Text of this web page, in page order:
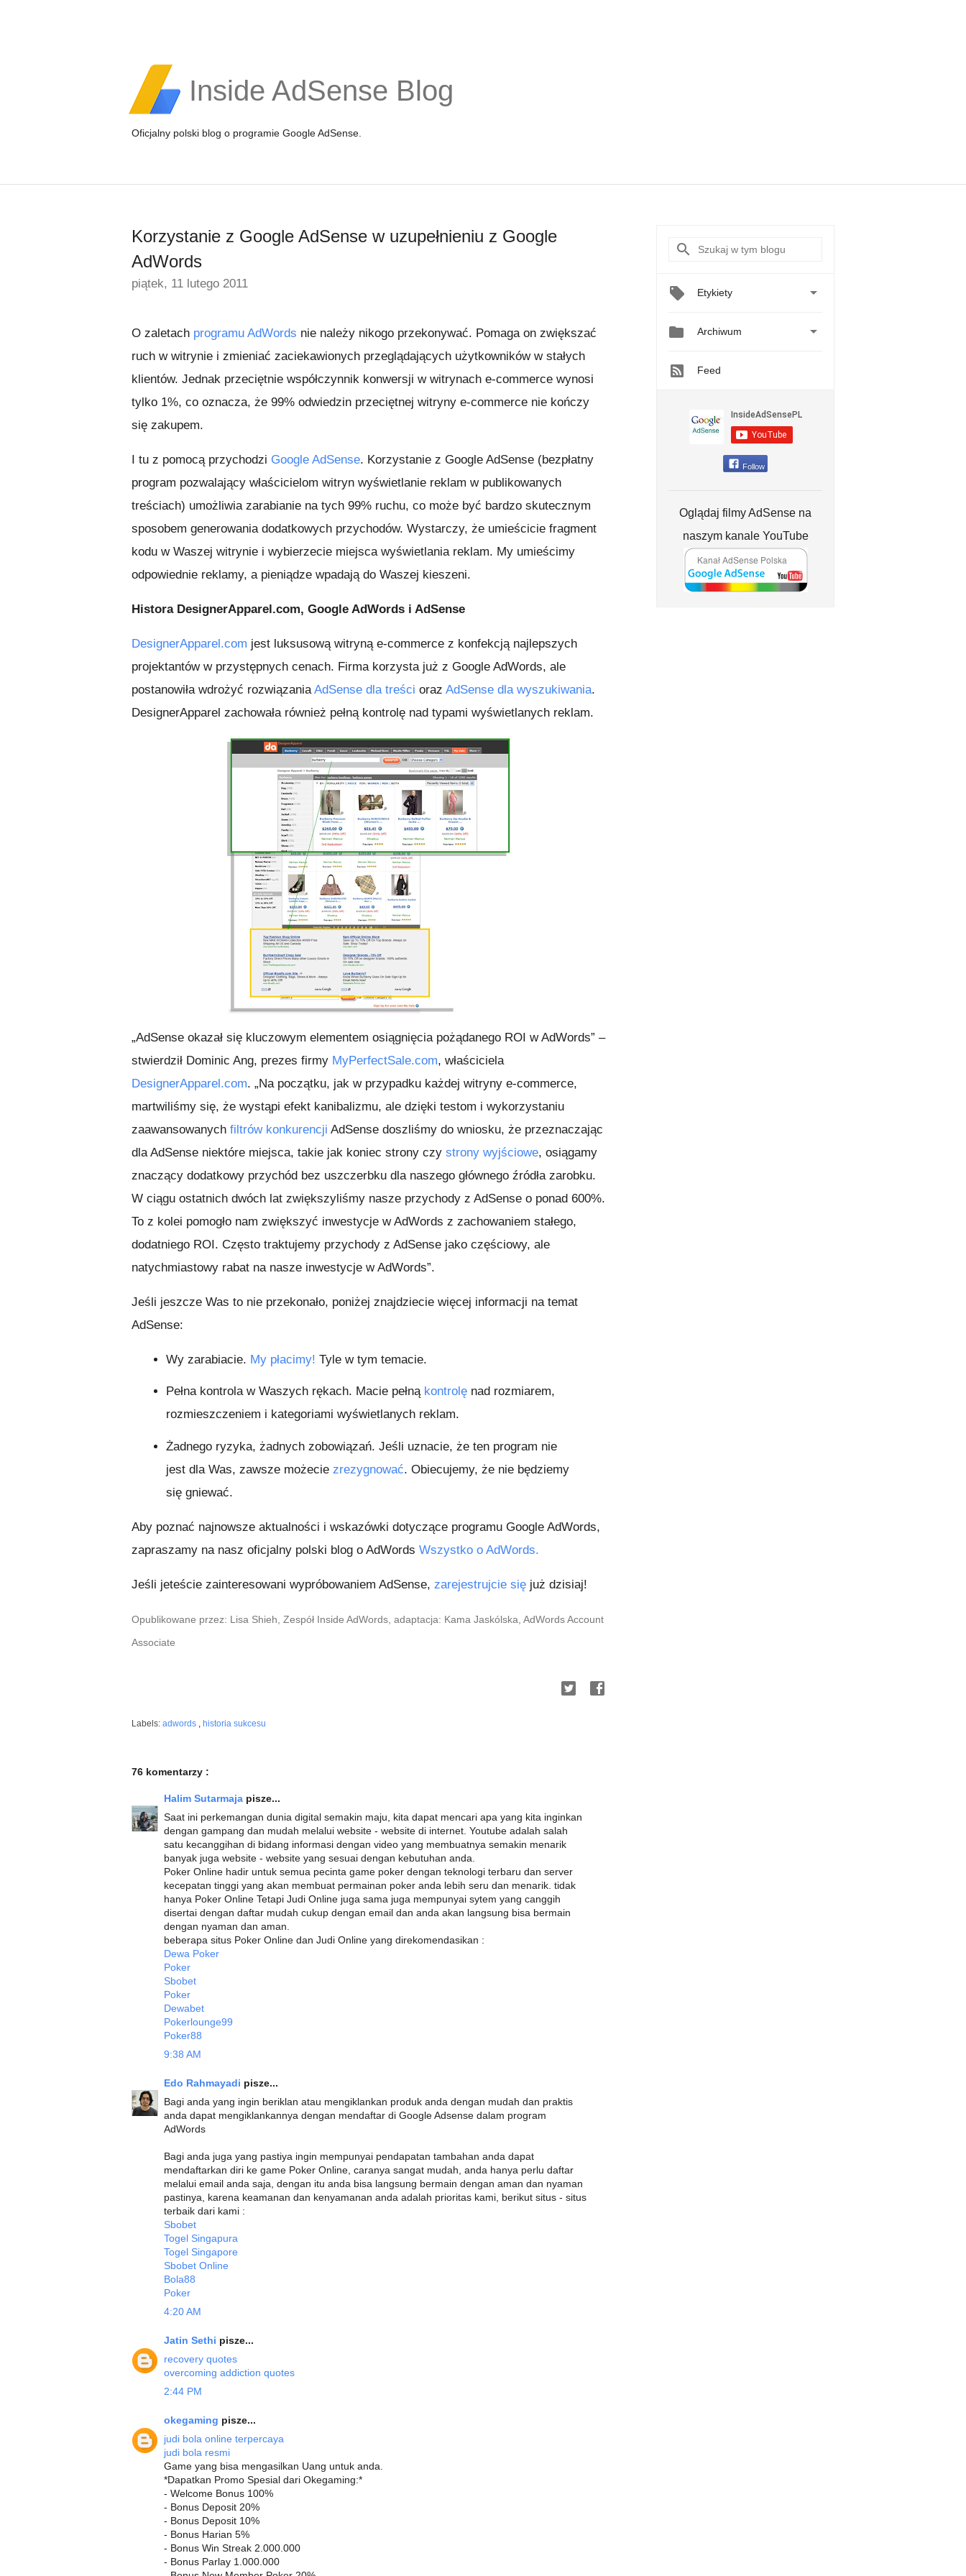
Inside AdSense Blog
Oficjalny polski blog o programie Google AdSense.
Korzystanie z Google AdSense w uzupełnieniu z Google
AdWords
piątek, 11 lutego 2011
O zaletach programu AdWords nie należy nikogo przekonywać. Pomaga on zwiększać
ruch w witrynie i zmieniać zaciekawionych przeglądających użytkowników w stałych
klientów. Jednak przeciętnie współczynnik konwersji w witrynach e-commerce wynosi
tylko 1%, co oznacza, że 99% odwiedzin przeciętnej witryny e-commerce nie kończy
się zakupem.
I tu z pomocą przychodzi Google AdSense. Korzystanie z Google AdSense (bezpłatny
program pozwalający właścicielom witryn wyświetlanie reklam w publikowanych
treściach) umożliwia zarabianie na tych 99% ruchu, co może być bardzo skutecznym
sposobem generowania dodatkowych przychodów. Wystarczy, że umieścicie fragment
kodu w Waszej witrynie i wybierzecie miejsca wyświetlania reklam. My umieścimy
odpowiednie reklamy, a pieniądze wpadają do Waszej kieszeni.
Histora DesignerApparel.com, Google AdWords i AdSense
DesignerApparel.com jest luksusową witryną e-commerce z konfekcją najlepszych
projektantów w przystępnych cenach. Firma korzysta już z Google AdWords, ale
postanowiła wdrożyć rozwiązaniaAdSense dla treści oraz AdSense dla wyszukiwania.
DesignerApparel zachowała również pełną kontrolę nad typami wyświetlanych reklam.
„AdSense okazał się kluczowym elementem osiągnięcia pożądanego ROI w AdWords” –
stwierdził Dominic Ang, prezes firmy MyPerfectSale.com, właściciela
DesignerApparel.com. „Na początku, jak w przypadku każdej witryny e-commerce,
martwiliśmy się, że wystąpi efekt kanibalizmu, ale dzięki testom i wykorzystaniu
zaawansowanych filtrów konkurencji AdSense doszliśmy do wniosku, że przeznaczając
dla AdSense niektóre miejsca, takie jak koniec strony czy strony wyjściowe, osiągamy
znaczący dodatkowy przychód bez uszczerbku dla naszego głównego źródła zarobku.
W ciągu ostatnich dwóch lat zwiększyliśmy nasze przychody z AdSense o ponad 600%.
To z kolei pomogło nam zwiększyć inwestycje w AdWords z zachowaniem stałego,
dodatniego ROI. Często traktujemy przychody z AdSense jako częściowy, ale
natychmiastowy rabat na nasze inwestycje w AdWords”.
Jeśli jeszcze Was to nie przekonało, poniżej znajdziecie więcej informacji na temat
AdSense:
Wy zarabiacie. My płacimy! Tyle w tym temacie.
Pełna kontrola w Waszych rękach. Macie pełną kontrolę nad rozmiarem,
rozmieszczeniem i kategoriami wyświetlanych reklam.
Żadnego ryzyka, żadnych zobowiązań. Jeśli uznacie, że ten program nie
jest dla Was, zawsze możecie zrezygnować. Obiecujemy, że nie będziemy
się gniewać.
Aby poznać najnowsze aktualności i wskazówki dotyczące programu Google AdWords,
zapraszamy na nasz oficjalny polski blog o AdWords Wszystko o AdWords.
Jeśli jeteście zainteresowani wypróbowaniem AdSense, zarejestrujcie się już dzisiaj!
Opublikowane przez: Lisa Shieh, Zespół Inside AdWords, adaptacja: Kama Jaskólska, AdWords Account
Associate
Labels: adwords historia sukcesu
76 komentarzy :
Halim Sutarmaja pisze...
Saat ini perkemangan dunia digital semakin maju, kita dapat mencari apa yang kita inginkan
dengan gampang dan mudah melalui website - website di internet. Youtube adalah salah
satu kecanggihan di bidang informasi dengan video yang membuatnya semakin menarik
banyak juga website - website yang sesuai dengan kebutuhan anda.
Poker Online hadir untuk semua pecinta game poker dengan teknologi terbaru dan server
kecepatan tinggi yang akan membuat permainan poker anda lebih seru dan menarik. tidak
hanya Poker Online Tetapi Judi Online juga sama juga mempunyai sytem yang canggih
disertai dengan daftar mudah cukup dengan email dan anda akan langsung bisa bermain
dengan nyaman dan aman.
beberapa situs Poker Online dan Judi Online yang direkomendasikan :
Dewa Poker
Poker
Sbobet
Poker
Dewabet
Pokerlounge99
Poker88
9:38 AM
Edo Rahmayadi pisze...
Bagi anda yang ingin beriklan atau mengiklankan produk anda dengan mudah dan praktis
anda dapat mengiklankannya dengan mendaftar di Google Adsense dalam program
AdWords
Bagi anda juga yang pastiya ingin mempunyai pendapatan tambahan anda dapat
mendaftarkan diri ke game Poker Online, caranya sangat mudah, anda hanya perlu daftar
melalui email anda saja, dengan itu anda bisa langsung bermain dengan aman dan nyaman
pastinya, karena keamanan dan kenyamanan anda adalah prioritas kami, berikut situs - situs
terbaik dari kami :
Sbobet
Togel Singapura
Togel Singapore
Sbobet Online
Bola88
Poker
4:20 AM
Jatin Sethi pisze...
recovery quotes
overcoming addiction quotes
2:44 PM
okegaming pisze...
judi bola online terpercaya
judi bola resmi
Game yang bisa mengasilkan Uang untuk anda.
*Dapatkan Promo Spesial dari Okegaming:*
- Welcome Bonus 100%
- Bonus Deposit 20%
- Bonus Deposit 10%
- Bonus Harian 5%
- Bonus Win Streak 2.000.000
- Bonus Parlay 1.000.000
Etykiety 
 Archiwum 
Feed
Follow
Oglądaj filmy AdSense na
naszym kanale YouTube